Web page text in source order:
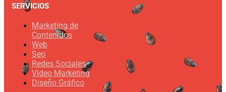
SERVICIOS
Marketing de
Contenidos
Web
Seo
Redes Sociales
Video Marketing
Diseño Gráfico